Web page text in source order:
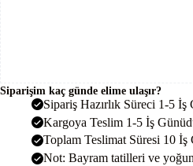
Siparişim kaç günde elime ulaşır?
Sipariş Hazırlık Süreci 1-5 İş
Kargoya Teslim 1-5 İş
Toplam Teslimat Süresi 10 İş
Not: Bayram tatilleri ve